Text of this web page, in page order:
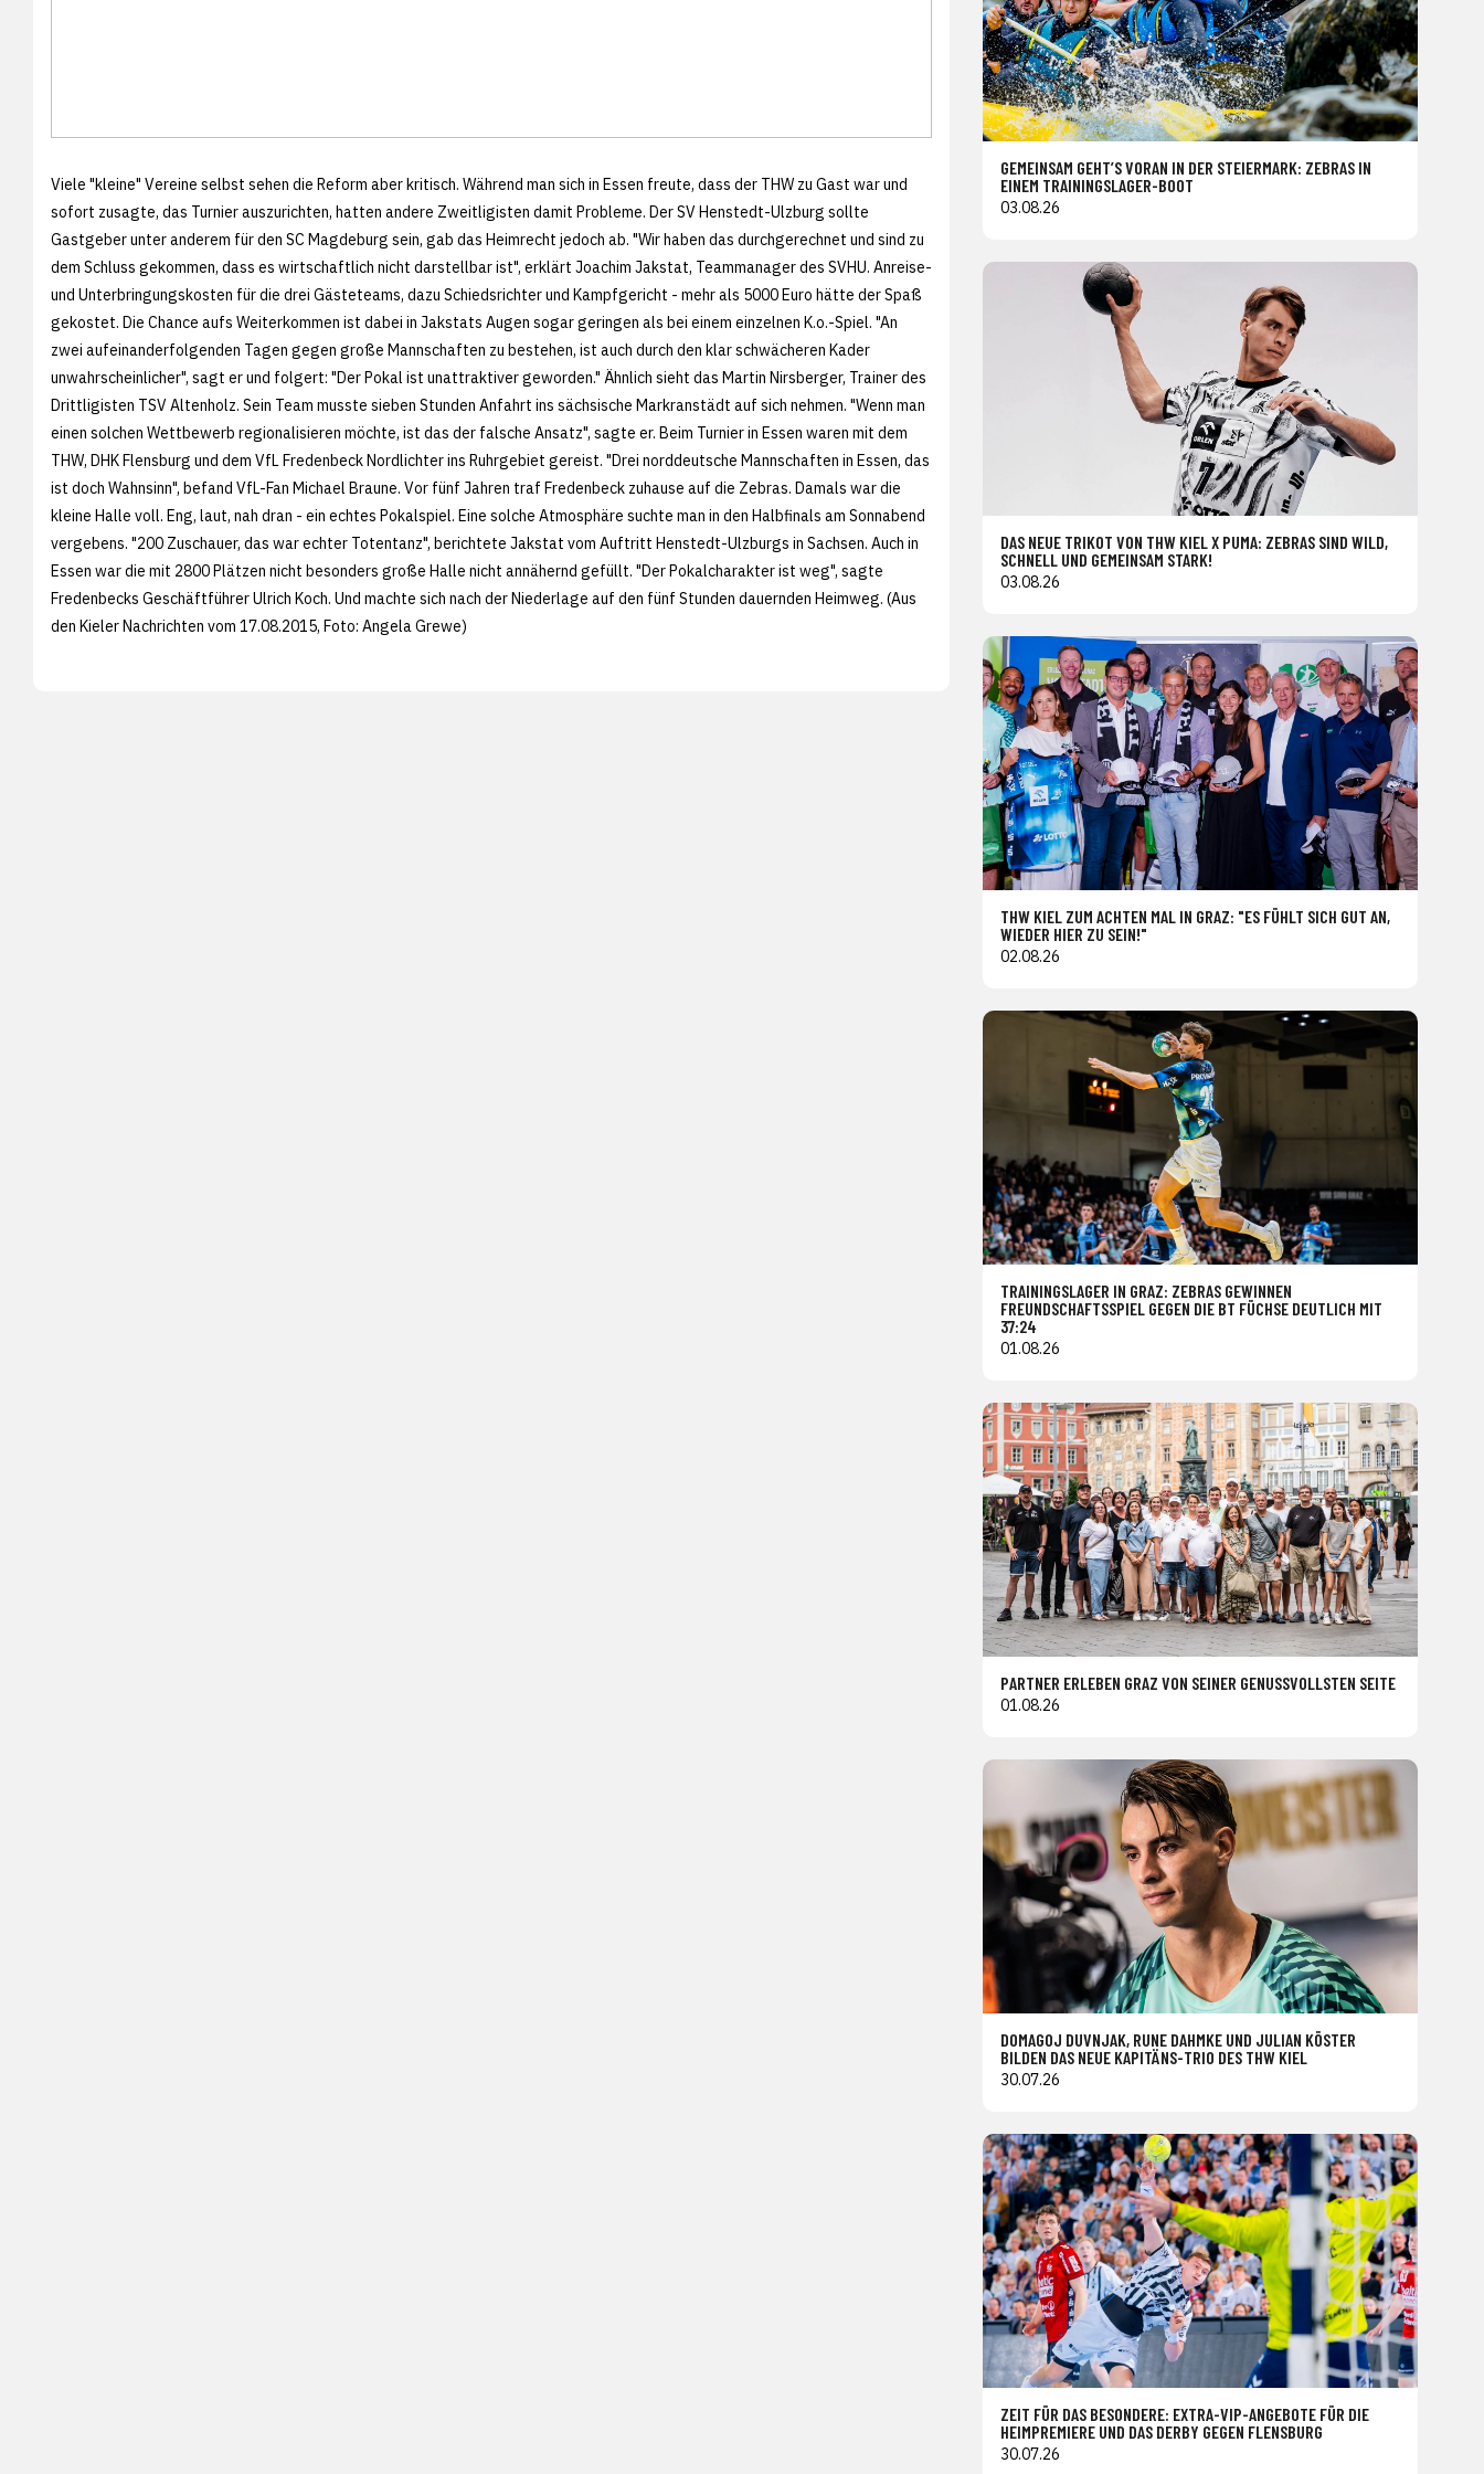
Viele "kleine" Vereine selbst sehen die Reform aber kritisch. Während man sich in Essen freute, dass der THW zu Gast war und
sofort zusagte, das Turnier auszurichten, hatten andere Zweitligisten damit Probleme. Der SV Henstedt-Ulzburg sollte
Gastgeber unter anderem für den SC Magdeburg sein, gab das Heimrecht jedoch ab. "Wir haben das durchgerechnet und sind zu
dem Schluss gekommen, dass es wirtschaftlich nicht darstellbar ist", erklärt Joachim Jakstat, Teammanager des SVHU. Anreise-
und Unterbringungskosten für die drei Gästeteams, dazu Schiedsrichter und Kampfgericht - mehr als 5000 Euro hätte der Spaß
gekostet. Die Chance aufs Weiterkommen ist dabei in Jakstats Augen sogar geringen als bei einem einzelnen K.o.-Spiel. "An
zwei aufeinanderfolgenden Tagen gegen große Mannschaften zu bestehen, ist auch durch den klar schwächeren Kader
unwahrscheinlicher", sagt er und folgert: "Der Pokal ist unattraktiver geworden." Ähnlich sieht das Martin Nirsberger, Trainer des
Drittligisten TSV Altenholz. Sein Team musste sieben Stunden Anfahrt ins sächsische Markranstädt auf sich nehmen. "Wenn man
einen solchen Wettbewerb regionalisieren möchte, ist das der falsche Ansatz", sagte er. Beim Turnier in Essen waren mit dem
THW, DHK Flensburg und dem VfL Fredenbeck Nordlichter ins Ruhrgebiet gereist. "Drei norddeutsche Mannschaften in Essen, das
ist doch Wahnsinn", befand VfL-Fan Michael Braune. Vor fünf Jahren traf Fredenbeck zuhause auf die Zebras. Damals war die
kleine Halle voll. Eng, laut, nah dran - ein echtes Pokalspiel. Eine solche Atmosphäre suchte man in den Halbfinals am Sonnabend
vergebens. "200 Zuschauer, das war echter Totentanz", berichtete Jakstat vom Auftritt Henstedt-Ulzburgs in Sachsen. Auch in
Essen war die mit 2800 Plätzen nicht besonders große Halle nicht annähernd gefüllt. "Der Pokalcharakter ist weg", sagte
Fredenbecks Geschäftführer Ulrich Koch. Und machte sich nach der Niederlage auf den fünf Stunden dauernden Heimweg. (Aus
den Kieler Nachrichten vom 17.08.2015, Foto: Angela Grewe)
GEMEINSAM GEHT’S VORAN IN DER STEIERMARK: ZEBRAS IN
EINEM TRAININGSLAGER-BOOT
03.08.26
DAS NEUE TRIKOT VON THW KIEL X PUMA: ZEBRAS SIND WILD,
SCHNELL UND GEMEINSAM STARK!
03.08.26
THW KIEL ZUM ACHTEN MAL IN GRAZ: "ES FÜHLT SICH GUT AN,
WIEDER HIER ZU SEIN!"
02.08.26
TRAININGSLAGER IN GRAZ: ZEBRAS GEWINNEN
FREUNDSCHAFTSSPIEL GEGEN DIE BT FÜCHSE DEUTLICH MIT
37:24
01.08.26
PARTNER ERLEBEN GRAZ VON SEINER GENUSSVOLLSTEN SEITE
01.08.26
DOMAGOJ DUVNJAK, RUNE DAHMKE UND JULIAN KÖSTER
BILDEN DAS NEUE KAPITÄNS-TRIO DES THW KIEL
30.07.26
ZEIT FÜR DAS BESONDERE: EXTRA-VIP-ANGEBOTE FÜR DIE
HEIMPREMIERE UND DAS DERBY GEGEN FLENSBURG
30.07.26